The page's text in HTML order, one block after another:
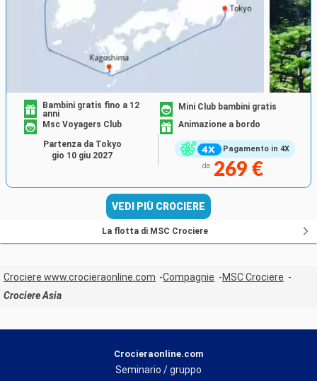
Pagamento in 4X
Bambini gratis fino a 12
anni
Mini Club bambini gratis
Msc Voyagers Club
Animazione a bordo
da 269 €
Partenza da Tokyo
gio 10 giu 2027
VEDI PIÙ CROCIERE
La flotta di MSC Crociere
Crociere www.crocieraonline.com Compagnie
MSC Crociere
Crociere Asia
Crocieraonline.com
Seminario / gruppo